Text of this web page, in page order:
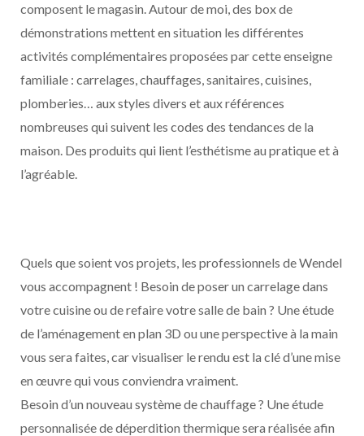
composent le magasin. Autour de moi, des box de
démonstrations mettent en situation les différentes
activités complémentaires proposées par cette enseigne
familiale : carrelages, chauffages, sanitaires, cuisines,
plomberies… aux styles divers et aux références
nombreuses qui suivent les codes des tendances de la
maison. Des produits qui lient l’esthétisme au pratique et à
l’agréable.
Quels que soient vos projets, les professionnels de Wendel
vous accompagnent ! Besoin de poser un carrelage dans
votre cuisine ou de refaire votre salle de bain ? Une étude
de l’aménagement en plan 3D ou une perspective à la main
vous sera faites, car visualiser le rendu est la clé d’une mise
en œuvre qui vous conviendra vraiment.
Besoin d’un nouveau système de chauffage ? Une étude
personnalisée de déperdition thermique sera réalisée afin